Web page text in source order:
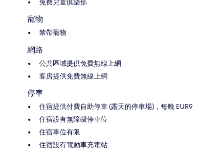
免費兒童俱樂部
寵物
禁帶寵物
網路
公共區域提供免費無線上網
客房提供免費無線上網
停車
住宿提供付費自助停車 (露天的停車場)，每晚 EUR9
住宿設有無障礙停車位
住宿車位有限
住宿設有電動車充電站